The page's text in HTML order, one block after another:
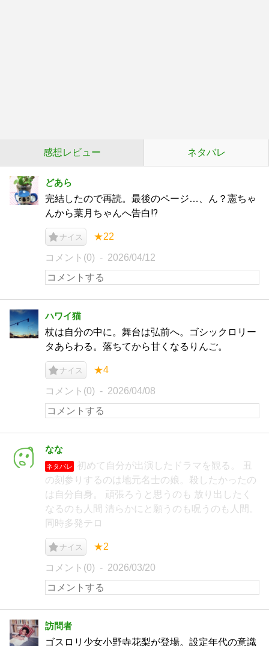
感想レビュー ネタバレ
どあら
完結したので再読。最後のページ…、ん？憲ちゃ
んから葉月ちゃんへ告白⁉️
ナイス ★22
コメント(0) 2026/04/12
ハワイ猫
杖は自分の中に。舞台は弘前へ。ゴシックロリー
タあらわる。落ちてから甘くなるりんご。
ナイス ★4
コメント(0) 2026/04/08
なな
ネタバレ
初めて自分が出演したドラマを観る。 丑
の刻参りするのは地元名士の娘。殺したかったの
は自分自身。 頑張ろうと思うのも 放り出したく
なるのも人間 清らかにと願うのも呪うのも人間。
同時多発テロ
ナイス ★2
コメント(0) 2026/03/20
訪問者
ゴスロリ少女小野寺花梨が登場。設定年代の意識